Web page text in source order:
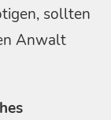
sollten
Anwalt